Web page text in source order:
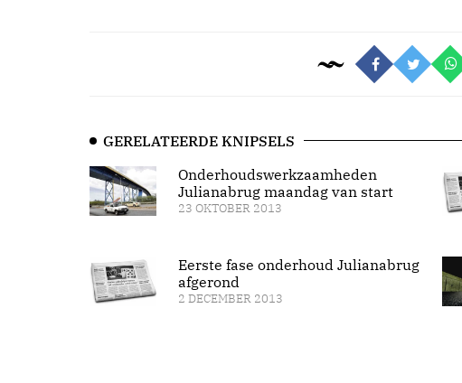
GERELATEERDE KNIPSELS
Onderhoudswerkzaamheden
Julianabrug maandag van start
23 OKTOBER 2013
Eerste fase onderhoud Julianabrug
afgerond
2 DECEMBER 2013